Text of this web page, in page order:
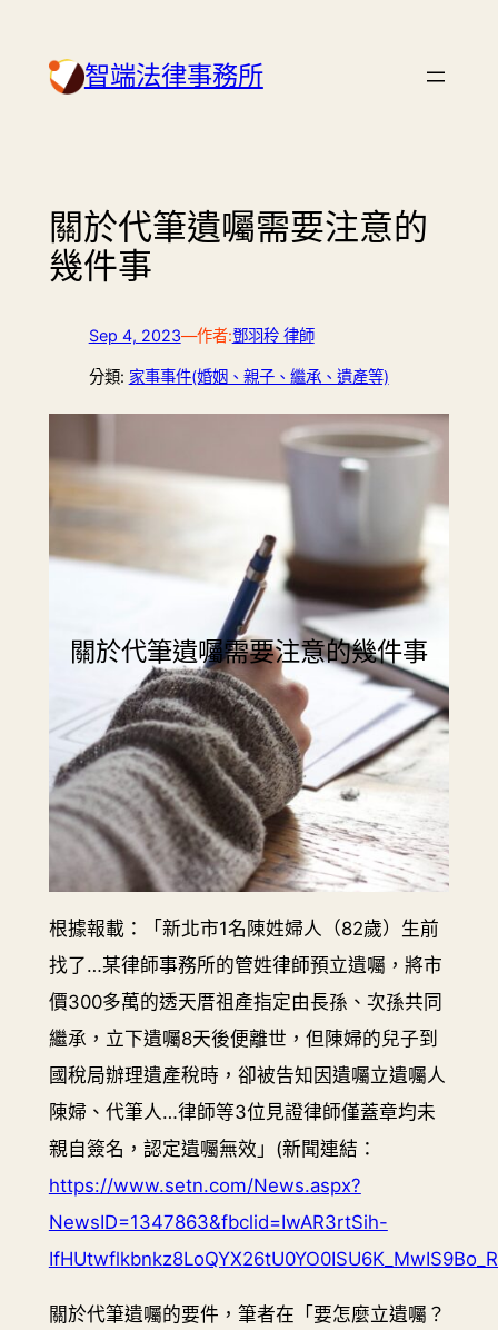
content 智端法律事務所
關於代筆遺囑需要注意的
幾件事
Sep 4, 2023—作者:鄧羽秢 律師
分類: 家事事件(婚姻、親子、繼承、遺產等)
關於代筆遺囑需要注意的幾件事
根據報載：「新北市1名陳姓婦人（82歲）生前
找了…某律師事務所的管姓律師預立遺囑，將市
價300多萬的透天厝祖產指定由長孫、次孫共同
繼承，立下遺囑8天後便離世，但陳婦的兒子到
國稅局辦理遺產稅時，卻被告知因遺囑立遺囑人
陳婦、代筆人…律師等3位見證律師僅蓋章均未
親自簽名，認定遺囑無效」(新聞連結：
https://www.setn.com/News.aspx?
NewsID=1347863&fbclid=IwAR3rtSih-
關於代筆遺囑的要件，筆者在「要怎麼立遺囑？